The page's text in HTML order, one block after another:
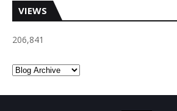
VIEWS
206,841